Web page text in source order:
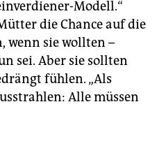
Modell.“
die Chance auf die
wenn sie wollten –
sei. Aber sie sollten
fühlen. „Als
Alle müssen